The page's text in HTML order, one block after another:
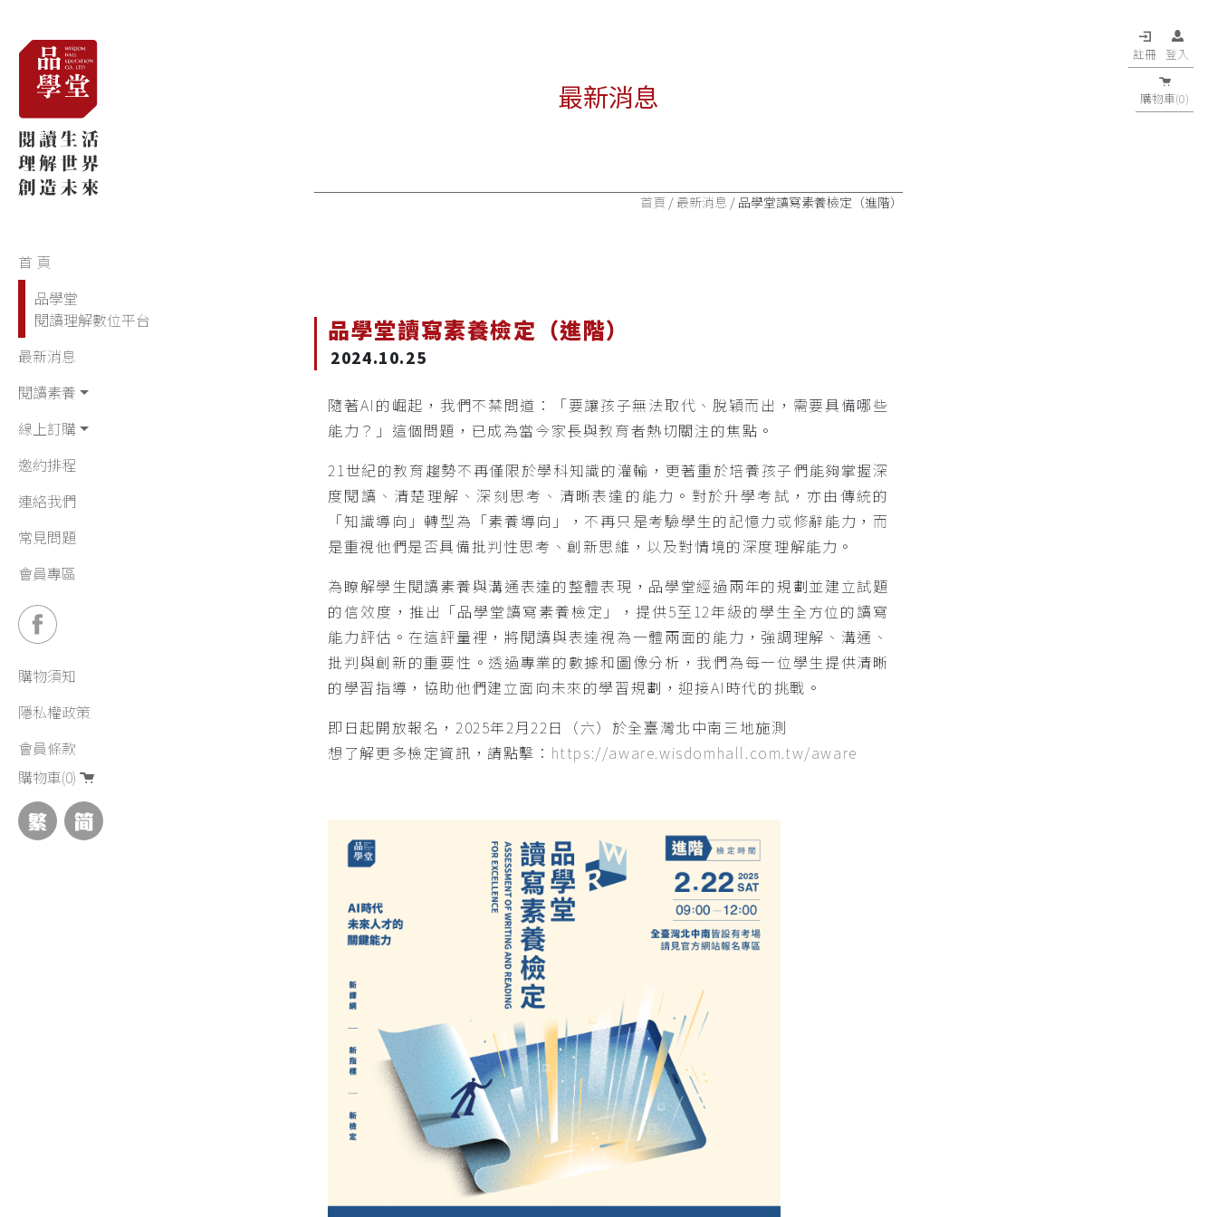
首 頁
品學堂
閱讀理解數位平台
最新消息
閱讀素養
線上訂購
邀約排程
連絡我們
常見問題
會員專區
購物須知
隱私權政策
會員條款
購物車(0)
最新消息
首頁 /最新消息 / 品學堂讀寫素養檢定（進階）
品學堂讀寫素養檢定（進階）
2024.10.25
隨著AI的崛起，我們不禁問道：「要讓孩子無法取代、脫穎而出，需要具備哪些
能力？」這個問題，已成為當今家長與教育者熱切關注的焦點。
21世紀的教育趨勢不再僅限於學科知識的灌輸，更著重於培養孩子們能夠掌握深
度閱讀、清楚理解、深刻思考、清晰表達的能力。對於升學考試，亦由傳統的
「知識導向」轉型為「素養導向」，不再只是考驗學生的記憶力或修辭能力，而
是重視他們是否具備批判性思考、創新思維，以及對情境的深度理解能力。
為瞭解學生閱讀素養與溝通表達的整體表現，品學堂經過兩年的規劃並建立試題
的信效度，推出「品學堂讀寫素養檢定」，提供5至12年級的學生全方位的讀寫
能力評估。在這評量裡，將閱讀與表達視為一體兩面的能力，強調理解、溝通、
批判與創新的重要性。透過專業的數據和圖像分析，我們為每一位學生提供清晰
的學習指導，協助他們建立面向未來的學習規劃，迎接AI時代的挑戰。
即日起開放報名，2025年2月22日（六）於全臺灣北中南三地施測
想了解更多檢定資訊，請點擊： https://aware.wisdomhall.com.tw/aware
登入
註冊
購物車(0)